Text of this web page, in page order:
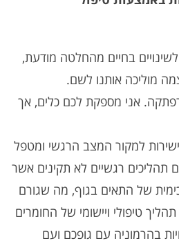
בחיים מהחלטה מודעת,
מוליכה אותנו לשם.
אני מספקת לכם כלים, אך
ישירות למקור המצב הרגשי ומטפל
תהליכים רגשיים לא תקינים אשר
של התאים בגוף, מה שגורם
טיפולי ויישומי של החומרים
בהרמוניה עם גופכם ועם